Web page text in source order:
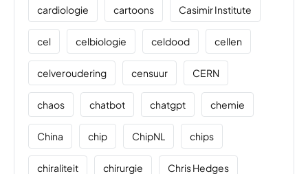
cardiologie cartoons Casimir Institute
cel celbiologie celdood cellen
celveroudering censuur CERN
chaos chatbot chatgpt chemie
China chip ChipNL chips
chiraliteit chirurgie Chris Hedges